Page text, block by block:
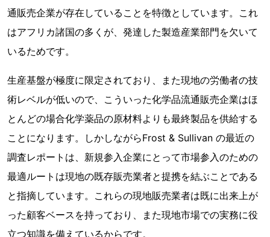
通販売企業が存在していることを特徴としています。これ
はアフリカ諸国の多くが、発達した製造産業部門を欠いて
いるためです。
生産基盤が極度に限定されており、また現地の労働者の技
術レベルが低いので、こういった化学品流通販売企業はほ
とんどの場合化学薬品の原材料よりも最終製品を供給する
ことになります。しかしながらFrost & Sullivan の最近の
調査レポートは、新規参入企業にとって市場参入のための
最適ルートは現地の既存販売業者と提携を結ぶことである
と指摘しています。これらの現地販売業者は既に出来上が
った顧客ベースを持っており、また現地市場での実務に役
立つ知識を備えているからです。